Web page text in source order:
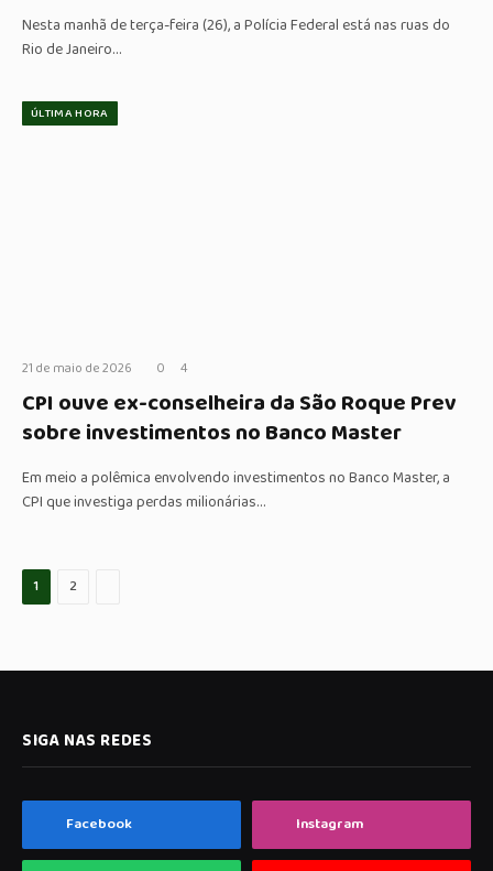
Nesta manhã de terça-feira (26), a Polícia Federal está nas ruas do
Rio de Janeiro…
ÚLTIMA HORA
21 de maio de 2026 0 4
CPI ouve ex-conselheira da São Roque Prev
sobre investimentos no Banco Master
Em meio a polêmica envolvendo investimentos no Banco Master, a
CPI que investiga perdas milionárias…
1 2
SIGA NAS REDES
Facebook Instagram